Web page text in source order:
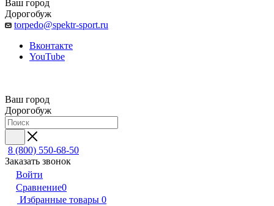
Ваш город
Дорогобуж
torpedo@spektr-sport.ru
Вконтакте
YouTube
Ваш город
Дорогобуж
8 (800) 550-68-50
Заказать звонок
Войти
Сравнение0
Избранные товары 0